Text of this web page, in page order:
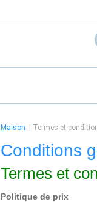
Maison Termes et
Conditions
Termes et
Politique de prix